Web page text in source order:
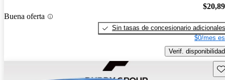
Buena oferta
Sin tasas de concesionario adicionales
$0/mes
Verif. disponibilidad